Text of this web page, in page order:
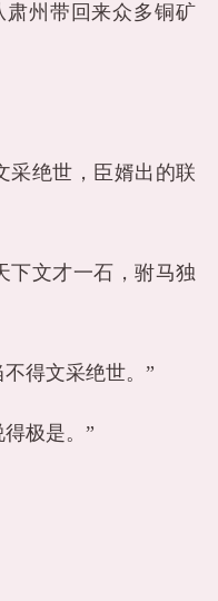
州带回来众多铜矿
采绝世，臣婿出的联
下文才一石，驸马独
得文采绝世。”
极是。”